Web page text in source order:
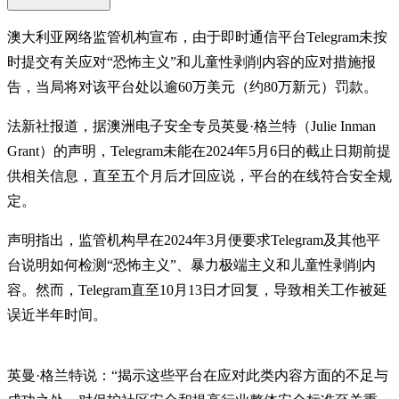
澳大利亚网络监管机构宣布，由于即时通信平台Telegram未按
时提交有关应对“恐怖主义”和儿童性剥削内容的应对措施报
告，当局将对该平台处以逾60万美元（约80万新元）罚款。
法新社报道，据澳洲电子安全专员英曼·格兰特（Julie Inman
Grant）的声明，Telegram未能在2024年5月6日的截止日期前提
供相关信息，直至五个月后才回应说，平台的在线符合安全规
定。
声明指出，监管机构早在2024年3月便要求Telegram及其他平
台说明如何检测“恐怖主义”、暴力极端主义和儿童性剥削内
容。然而，Telegram直至10月13日才回复，导致相关工作被延
误近半年时间。
英曼·格兰特说：“揭示这些平台在应对此类内容方面的不足与